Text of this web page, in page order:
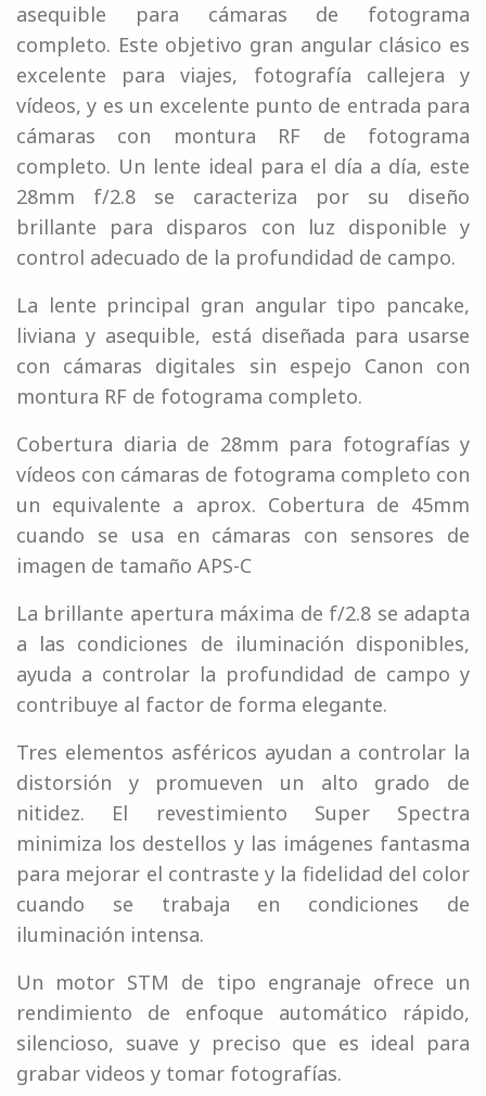
asequible para cámaras de fotograma
completo. Este objetivo gran angular clásico es
excelente para viajes, fotografía callejera y
vídeos, y es un excelente punto de entrada para
cámaras con montura RF de fotograma
completo. Un lente ideal para el día a día, este
28mm f/2.8 se caracteriza por su diseño
brillante para disparos con luz disponible y
control adecuado de la profundidad de campo.
La lente principal gran angular tipo pancake,
liviana y asequible, está diseñada para usarse
con cámaras digitales sin espejo Canon con
montura RF de fotograma completo.
Cobertura diaria de 28mm para fotografías y
vídeos con cámaras de fotograma completo con
un equivalente a aprox. Cobertura de 45mm
cuando se usa en cámaras con sensores de
imagen de tamaño APS-C
La brillante apertura máxima de f/2.8 se adapta
a las condiciones de iluminación disponibles,
ayuda a controlar la profundidad de campo y
contribuye al factor de forma elegante.
Tres elementos asféricos ayudan a controlar la
distorsión y promueven un alto grado de
nitidez. El revestimiento Super Spectra
minimiza los destellos y las imágenes fantasma
para mejorar el contraste y la fidelidad del color
cuando se trabaja en condiciones de
iluminación intensa.
Un motor STM de tipo engranaje ofrece un
rendimiento de enfoque automático rápido,
silencioso, suave y preciso que es ideal para
grabar videos y tomar fotografías.